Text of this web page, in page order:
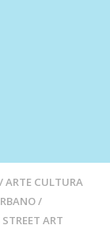
/ARTE CULTURA
/
STREET ART